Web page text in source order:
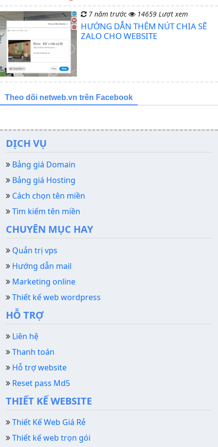
7 năm trước 14659 Lượt xem
HƯỚNG DẪN THÊM NÚT CHIA SẼ
ZALO CHO WEBSITE
Theo dõi netweb.vn trên Facebook
DỊCH VỤ
Bảng giá Domain
Bảng giá Hosting
Cách chọn tên miền
Tìm kiếm tên miền
CHUYÊN MỤC HAY
Quản trị vps
Hướng dẫn mail
Marketing online
Thiết kế web wordpress
HỖ TRỢ
Liên hệ
Thanh toán
Hỗ trợ website
Reset pass Md5
THIẾT KẾ WEBSITE
Thiết Kế Web Giá Rẻ
Thiết kế web trọn gói